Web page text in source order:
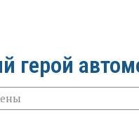
герой